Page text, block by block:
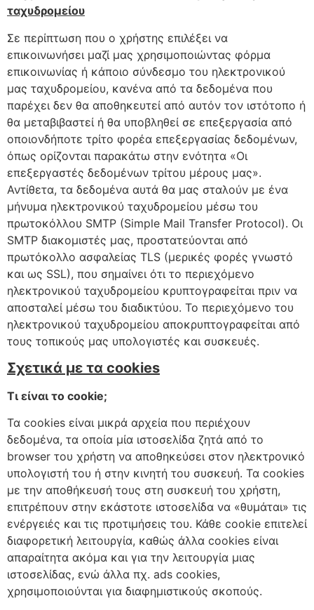
ταχυδρομείου
Σε περίπτωση που ο χρήστης επιλέξει να
επικοινωνήσει μαζί μας χρησιμοποιώντας φόρμα
επικοινωνίας ή κάποιο σύνδεσμο του ηλεκτρονικού
μας ταχυδρομείου, κανένα από τα δεδομένα που
παρέχει δεν θα αποθηκευτεί από αυτόν τον ιστότοπο ή
θα μεταβιβαστεί ή θα υποβληθεί σε επεξεργασία από
οποιονδήποτε τρίτο φορέα επεξεργασίας δεδομένων,
όπως ορίζονται παρακάτω στην ενότητα «Οι
επεξεργαστές δεδομένων τρίτου μέρους μας».
Αντίθετα, τα δεδομένα αυτά θα μας σταλούν με ένα
μήνυμα ηλεκτρονικού ταχυδρομείου μέσω του
πρωτοκόλλου SMTP (Simple Mail Transfer Protocol). Οι
SMTP διακομιστές μας, προστατεύονται από
πρωτόκολλο ασφαλείας TLS (μερικές φορές γνωστό
και ως SSL), που σημαίνει ότι το περιεχόμενο
ηλεκτρονικού ταχυδρομείου κρυπτογραφείται πριν να
αποσταλεί μέσω του διαδικτύου. Το περιεχόμενο του
ηλεκτρονικού ταχυδρομείου αποκρυπτογραφείται από
τους τοπικούς μας υπολογιστές και συσκευές.
Σχετικά με τα cookies
Τι είναι το cookie;
Τα cookies είναι μικρά αρχεία που περιέχουν
δεδομένα, τα οποία μία ιστοσελίδα ζητά από το
browser του χρήστη να αποθηκεύσει στον ηλεκτρονικό
υπολογιστή του ή στην κινητή του συσκευή. Τα cookies
με την αποθήκευσή τους στη συσκευή του χρήστη,
επιτρέπουν στην εκάστοτε ιστοσελίδα να «θυμάται» τις
ενέργειές και τις προτιμήσεις του. Κάθε cookie επιτελεί
διαφορετική λειτουργία, καθώς άλλα cookies είναι
απαραίτητα ακόμα και για την λειτουργία μιας
ιστοσελίδας, ενώ άλλα πχ. ads cookies,
χρησιμοποιούνται για διαφημιστικούς σκοπούς.